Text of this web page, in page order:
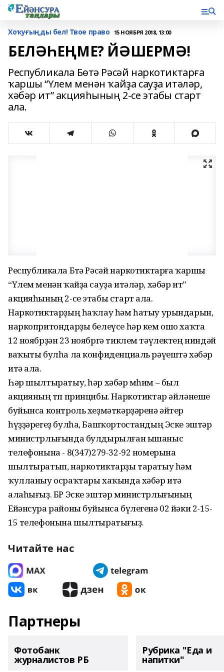
Хоҡуғыңды бел! Твое право 15 НОЯБРЯ 2018, 13:00
БЕЛӘҺЕҢМЕ? ЙӘШЕРМӘ!
Республикала Бөтә Рәсәй наркотиктарға
ҡаршы “Үлем менән ҡайҙа сауҙа итәләр,
хәбәр ит” акцияһының 2-се этабы старт
ала.
Республикала Бөтә Рәсәй наркотиктарға ҡаршы
“Үлем менән ҡайҙа сауҙа итәләр, хәбәр ит”
акцияһының 2-се этабы старт ала.
Наркотиктарҙың һаҡлау һәм һатыу урындарын,
наркопритондарҙы белеүсе һәр кем ошо хаҡта
12 ноябрҙән 23 ноябргә тиклем тәүлектең ниндәй
ваҡыты булһа ла конфиденциаль рәүештә хәбәр
итә ала.
Һәр шылтыратыу, һәр хәбәр мөһим – был
акцияның төп принцибы. Наркотиктар әйләнеше
буйынса контроль хеҙмәткәрҙәренә әйтер
һүҙҙәрегеҙ булһа, Башҡортостандың Эске эштәр
министрлығында булдырылған ышаныс
телефонына - 8(347)279-32-92 номерына
шылтыратып, наркотиктарҙы таратыу һәм
ҡулланыу осраҡтары хаҡында хәбәр итә
алаһығыҙ. БР Эске эштәр министрлығының
Ейәнсура районы буйынса бүлегенә 02 йәки 2-15-
15 телефонына шылтыратығыҙ.
Читайте нас
Партнеры
Фотобанк
журналистов РБ
Рубрика "Еда и
напитки"